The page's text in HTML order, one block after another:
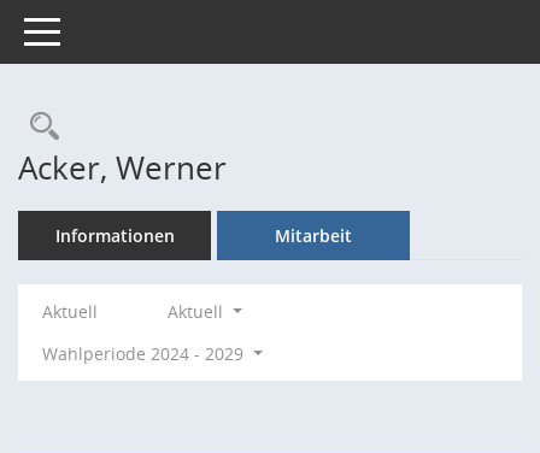
Toggle navigation
Rechercheauswahl
Acker, Werner
Informationen Mitarbeit
Aktuell
Aktuell
Wahlperiode 2024 - 2029